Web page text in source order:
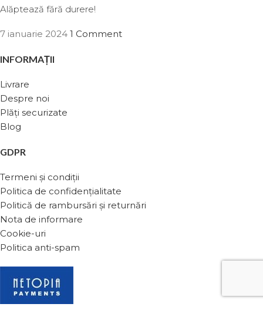
Alăptează fără durere!
7 ianuarie 2024 1 Comment
INFORMAȚII
Livrare
Despre noi
Plăți securizate
Blog
GDPR
Termeni și condiții
Politica de confidențialitate
Politică de rambursări și returnări
Nota de informare
Cookie-uri
Politica anti-spam